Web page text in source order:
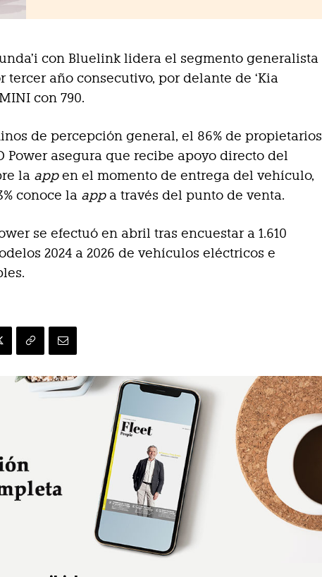
con Bluelink lidera el segmento generalista
tercer año consecutivo, por delante de ‘Kia
con 790.
de percepción general, el 86% de propietarios
Power asegura que recibe apoyo directo del
la appen el momento de entrega del vehículo,
conoce la appa través del punto de venta.
se efectuó en abril tras encuestar a 1.610
2024 a 2026 de vehículos eléctricos e